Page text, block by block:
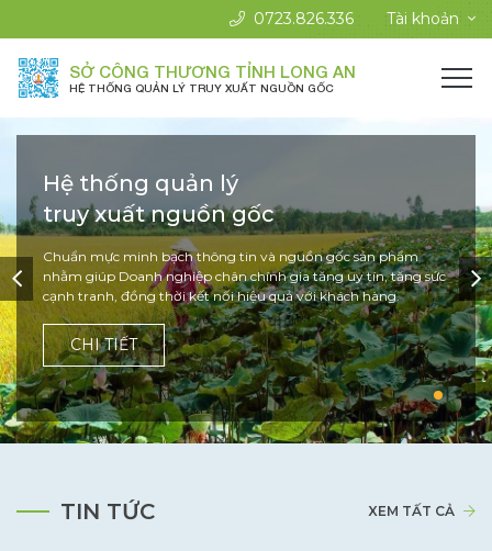
0723.826.336 Tài khoản
SỞ CÔNG THƯƠNG TỈNH LONG AN
HỆ THỐNG QUẢN LÝ TRUY XUẤT NGUỒN GỐC
Hệ thống quản lý
truy xuất nguồn gốc
Chuẩn mực minh bạch thông tin và nguồn gốc sản phẩm
nhằm giúp Doanh nghiệp chân chính gia tăng uy tín, tăng sức
cạnh tranh, đồng thời kết nối hiệu quả với khách hàng.
CHI TIẾT
Hệ thống quản lý
truy xuất nguồn gốc
Chuẩn mực minh bạch thông tin và nguồn gốc sản phẩm
nhằm giúp Doanh nghiệp chân chính gia tăng uy tín, tăng sức
cạnh tranh, đồng thời kết nối hiệu quả với khách hàng.
CHI TIẾT
Hệ thống quản lý
truy xuất nguồn gốc
Chuẩn mực minh bạch thông tin và nguồn gốc sản phẩm
nhằm giúp Doanh nghiệp chân chính gia tăng uy tín, tăng sức
cạnh tranh, đồng thời kết nối hiệu quả với khách hàng.
CHI TIẾT
TIN TỨC XEM TẤT CẢ